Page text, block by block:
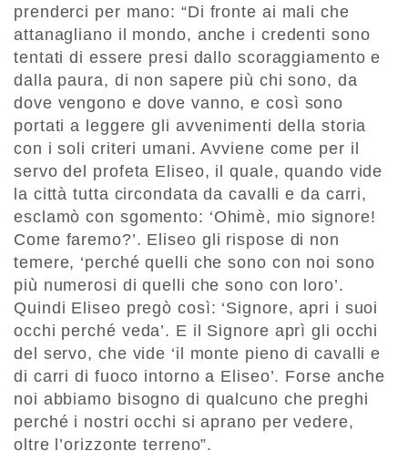
prenderci per mano: “Di fronte ai mali che
attanagliano il mondo, anche i credenti sono
tentati di essere presi dallo scoraggiamento e
dalla paura, di non sapere più chi sono, da
dove vengono e dove vanno, e così sono
portati a leggere gli avvenimenti della storia
con i soli criteri umani. Avviene come per il
servo del profeta Eliseo, il quale, quando vide
la città tutta circondata da cavalli e da carri,
esclamò con sgomento: ‘Ohimè, mio signore!
Come faremo?’. Eliseo gli rispose di non
temere, ‘perché quelli che sono con noi sono
più numerosi di quelli che sono con loro’.
Quindi Eliseo pregò così: ‘Signore, apri i suoi
occhi perché veda’. E il Signore aprì gli occhi
del servo, che vide ‘il monte pieno di cavalli e
di carri di fuoco intorno a Eliseo’. Forse anche
noi abbiamo bisogno di qualcuno che preghi
perché i nostri occhi si aprano per vedere,
oltre l’orizzonte terreno”.